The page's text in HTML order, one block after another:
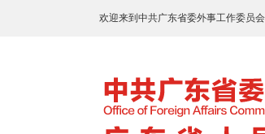
欢迎来到中共广东省委外事工作委员